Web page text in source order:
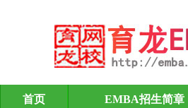
首页 EMBA招生简章